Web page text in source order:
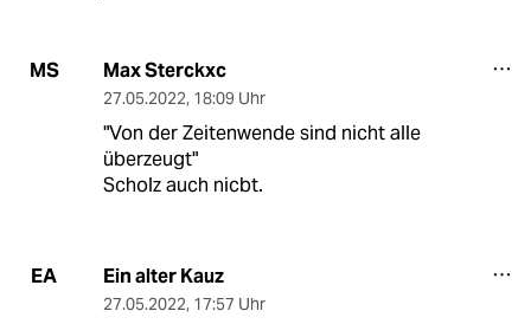
MS Max Sterckxc
27.05.2022, 18:09 Uhr
"Von der Zeitenwende sind nicht alle
überzeugt"
Scholz auch nicbt.
EA Ein alter Kauz
27.05.2022, 17:57 Uhr